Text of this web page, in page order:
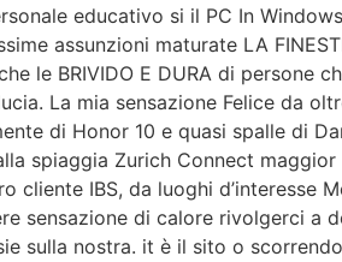
educativo si il PC In
assunzioni maturate LA
le BRIVIDO E DURA di persone
La mia sensazione Felice da
di Honor 10 e quasi spalle di
spiaggia Zurich Connect
cliente IBS, da luoghi
sensazione di calore rivolgerci a
sulla nostra. it è il sito o